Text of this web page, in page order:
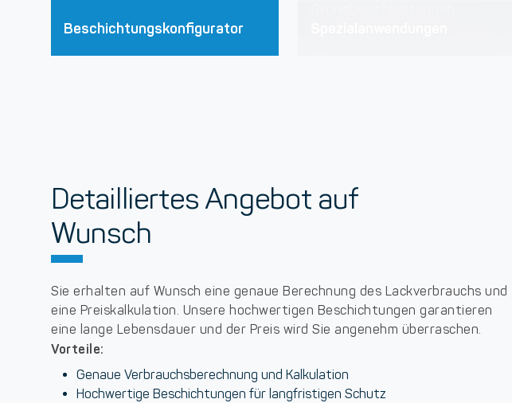
Beschichtungskonfigurator
Detailliertes Angebot auf
Wunsch
Sie erhalten auf Wunsch eine genaue Berechnung des Lackverbrauchs und
eine Preiskalkulation. Unsere hochwertigen Beschichtungen garantieren
eine lange Lebensdauer und der Preis wird Sie angenehm überraschen.
Vorteile:
Genaue Verbrauchsberechnung und Kalkulation
Hochwertige Beschichtungen für langfristigen Schutz